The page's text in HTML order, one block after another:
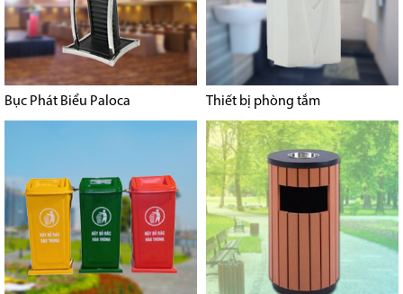
Bục Phát Biểu Paloca Thiết bị phòng tắm